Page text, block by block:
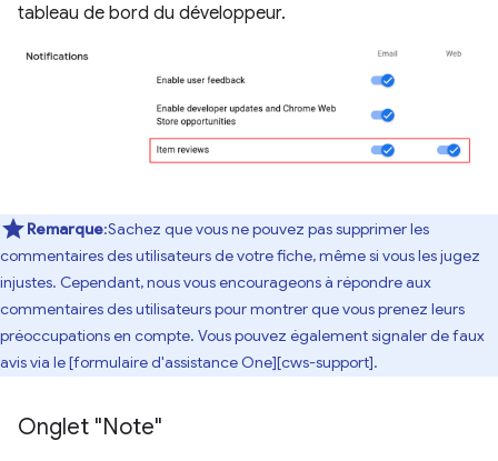
tableau de bord du développeur.
Remarque:Sachez que vous ne pouvez pas supprimer les
commentaires des utilisateurs de votre fiche, même si vous les jugez
injustes. Cependant, nous vous encourageons à répondre aux
commentaires des utilisateurs pour montrer que vous prenez leurs
préoccupations en compte. Vous pouvez également signaler de faux
avis via le [formulaire d'assistance One][cws-support].
Onglet "Note"